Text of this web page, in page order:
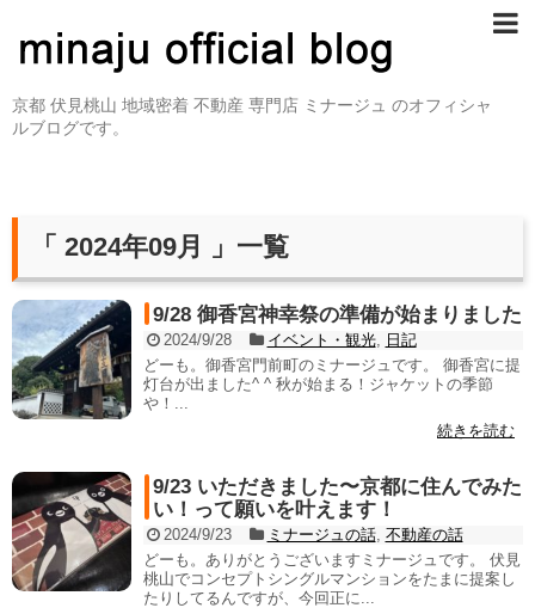
京都 伏見桃山 地域密着 不動産 専門店 ミナージュ のオフィシャ
ルブログです。
「 2024年09月 」一覧
9/28 御香宮神幸祭の準備が始まりました
2024/9/28 イベント・観光,
日記
どーも。御香宮門前町のミナージュです。 御香宮に提
灯台が出ました^ ^ 秋が始まる！ジャケットの季節
や！...
続きを読む
9/23 いただきました〜京都に住んでみた
い！って願いを叶えます！
2024/9/23 ミナージュの話, 不動産の話
どーも。ありがとうございますミナージュです。 伏見
桃山でコンセプトシングルマンションをたまに提案し
たりしてるんですが、今回正に...